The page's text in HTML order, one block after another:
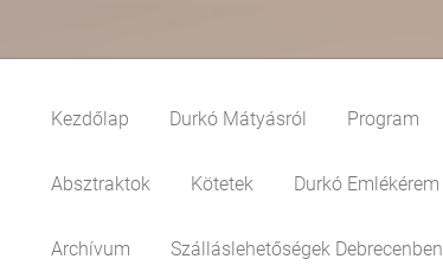
Kezdőlap Durkó Mátyásról Program
Absztraktok Kötetek Durkó Emlékérem
Archívum Szálláslehetőségek Debrecenben